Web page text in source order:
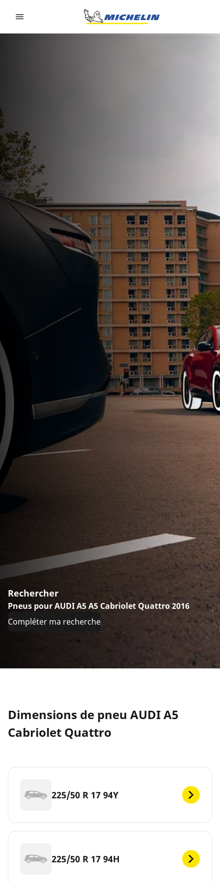
Rechercher
Pneus pour AUDI A5 A5 Cabriolet Quattro 2016
Compléter ma recherche
Dimensions de pneu AUDI A5
Cabriolet Quattro
225/50 R 17 94Y
225/50 R 17 94H